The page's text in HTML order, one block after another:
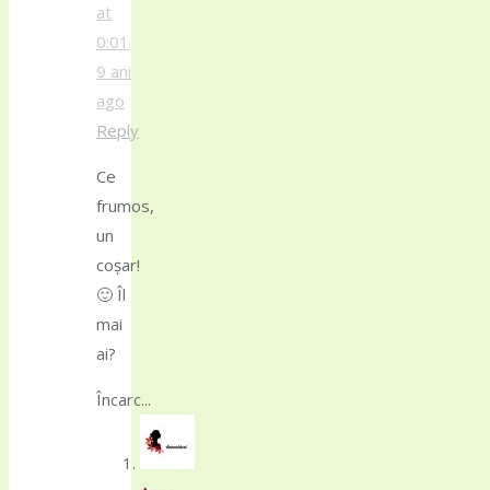
at
0:01
9 ani
ago
Reply
Ce
frumos,
un
coşar!
🙂 Îl
mai
ai?
Încarc...